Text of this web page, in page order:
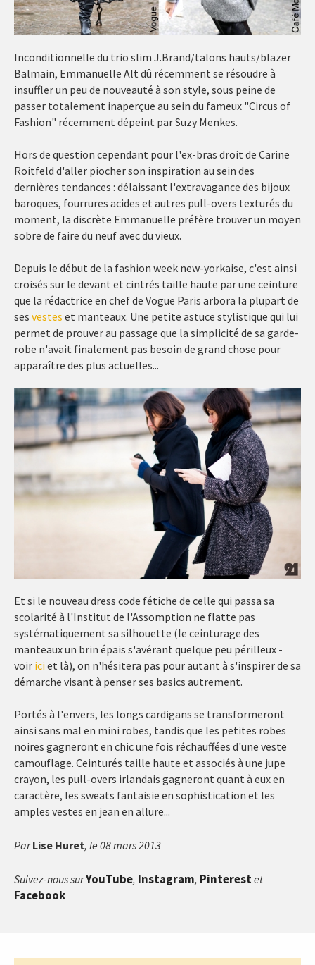
Inconditionnelle du trio slim J.Brand/talons hauts/blazer
Balmain, Emmanuelle Alt dû récemment se résoudre à
insuffler un peu de nouveauté à son style, sous peine de
passer totalement inaperçue au sein du fameux "Circus of
Fashion" récemment dépeint par Suzy Menkes.
Hors de question cependant pour l'ex-bras droit de Carine
Roitfeld d'aller piocher son inspiration au sein des
dernières tendances : délaissant l'extravagance des bijoux
baroques, fourrures acides et autres pull-overs texturés du
moment, la discrète Emmanuelle préfère trouver un moyen
sobre de faire du neuf avec du vieux.
Depuis le début de la fashion week new-yorkaise, c'est ainsi
croisés sur le devant et cintrés taille haute par une ceinture
que la rédactrice en chef de Vogue Paris arbora la plupart de
ses vestes et manteaux. Une petite astuce stylistique qui lui
permet de prouver au passage que la simplicité de sa garde-
robe n'avait finalement pas besoin de grand chose pour
apparaître des plus actuelles...
Et si le nouveau dress code fétiche de celle qui passa sa
scolarité à l'Institut de l'Assomption ne flatte pas
systématiquement sa silhouette (le ceinturage des
manteaux un brin épais s'avérant quelque peu périlleux -
voir ici et là), on n'hésitera pas pour autant à s'inspirer de sa
démarche visant à penser ses basics autrement.
Portés à l'envers, les longs cardigans se transformeront
ainsi sans mal en mini robes, tandis que les petites robes
noires gagneront en chic une fois réchauffées d'une veste
camouflage. Ceinturés taille haute et associés à une jupe
crayon, les pull-overs irlandais gagneront quant à eux en
caractère, les sweats fantaisie en sophistication et les
amples vestes en jean en allure...
ParLise Huret, le 08 mars 2013
Suivez-nous surYouTube, Instagram, Pinterestet
Facebook